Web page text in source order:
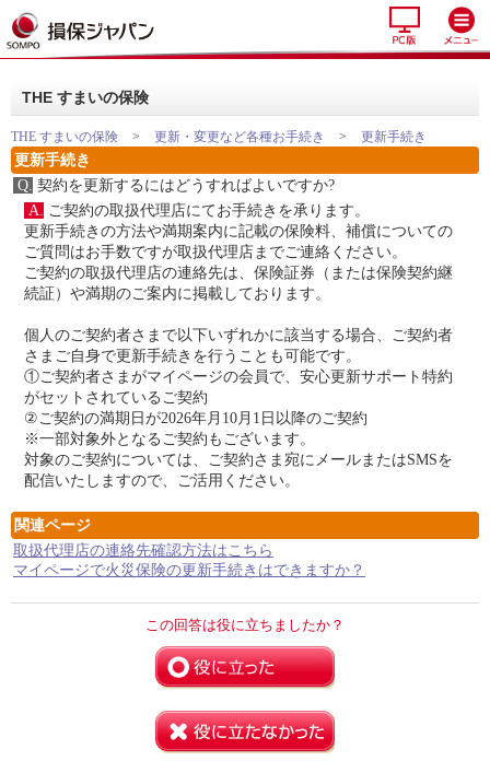
THE すまいの保険
THE すまいの保険 > 更新・変更など各種お手続き > 更新手続き
更新手続き
Q. 契約を更新するにはどうすればよいですか?
A. ご契約の取扱代理店にてお手続きを承ります。
更新手続きの方法や満期案内に記載の保険料、補償についての
ご質問はお手数ですが取扱代理店までご連絡ください。
ご契約の取扱代理店の連絡先は、保険証券（または保険契約継
続証）や満期のご案内に掲載しております。
個人のご契約者さまで以下いずれかに該当する場合、ご契約者
さまご自身で更新手続きを行うことも可能です。
①ご契約者さまがマイページの会員で、安心更新サポート特約
がセットされているご契約
②ご契約の満期日が2026年月10月1日以降のご契約
※一部対象外となるご契約もございます。
対象のご契約については、ご契約さま宛にメールまたはSMSを
配信いたしますので、ご活用ください。
関連ページ
取扱代理店の連絡先確認方法はこちら
マイページで火災保険の更新手続きはできますか？
この回答は役に立ちましたか？